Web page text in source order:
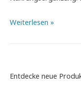
Die
Kraftsport
Weiterlesen »
Entdecke neue